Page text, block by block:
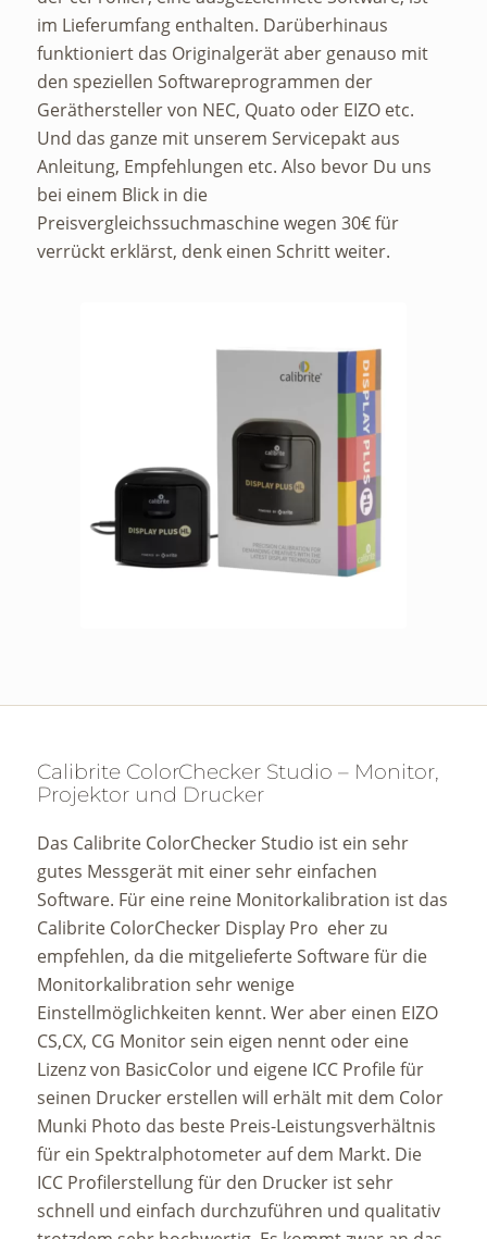
im Lieferumfang enthalten. Darüberhinaus
funktioniert das Originalgerät aber genauso mit
den speziellen Softwareprogrammen der
Geräthersteller von NEC, Quato oder EIZO etc.
Und das ganze mit unserem Servicepakt aus
Anleitung, Empfehlungen etc. Also bevor Du uns
bei einem Blick in die
Preisvergleichssuchmaschine wegen 30€ für
verrückt erklärst, denk einen Schritt weiter.
Calibrite ColorChecker Studio – Monitor,
Projektor und Drucker
Das Calibrite ColorChecker Studio ist ein sehr
gutes Messgerät mit einer sehr einfachen
Software. Für eine reine Monitorkalibration ist das
Calibrite ColorChecker Display Pro eher zu
empfehlen, da die mitgelieferte Software für die
Monitorkalibration sehr wenige
Einstellmöglichkeiten kennt. Wer aber einen EIZO
CS,CX, CG Monitor sein eigen nennt oder eine
Lizenz von BasicColor und eigene ICC Profile für
seinen Drucker erstellen will erhält mit dem Color
Munki Photo das beste Preis-Leistungsverhältnis
für ein Spektralphotometer auf dem Markt. Die
ICC Profilerstellung für den Drucker ist sehr
schnell und einfach durchzuführen und qualitativ